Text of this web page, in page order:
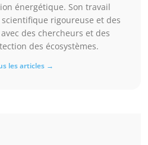
énergétique. Son travail
rigoureuse et des
des chercheurs et des
des écosystèmes.
les articles →